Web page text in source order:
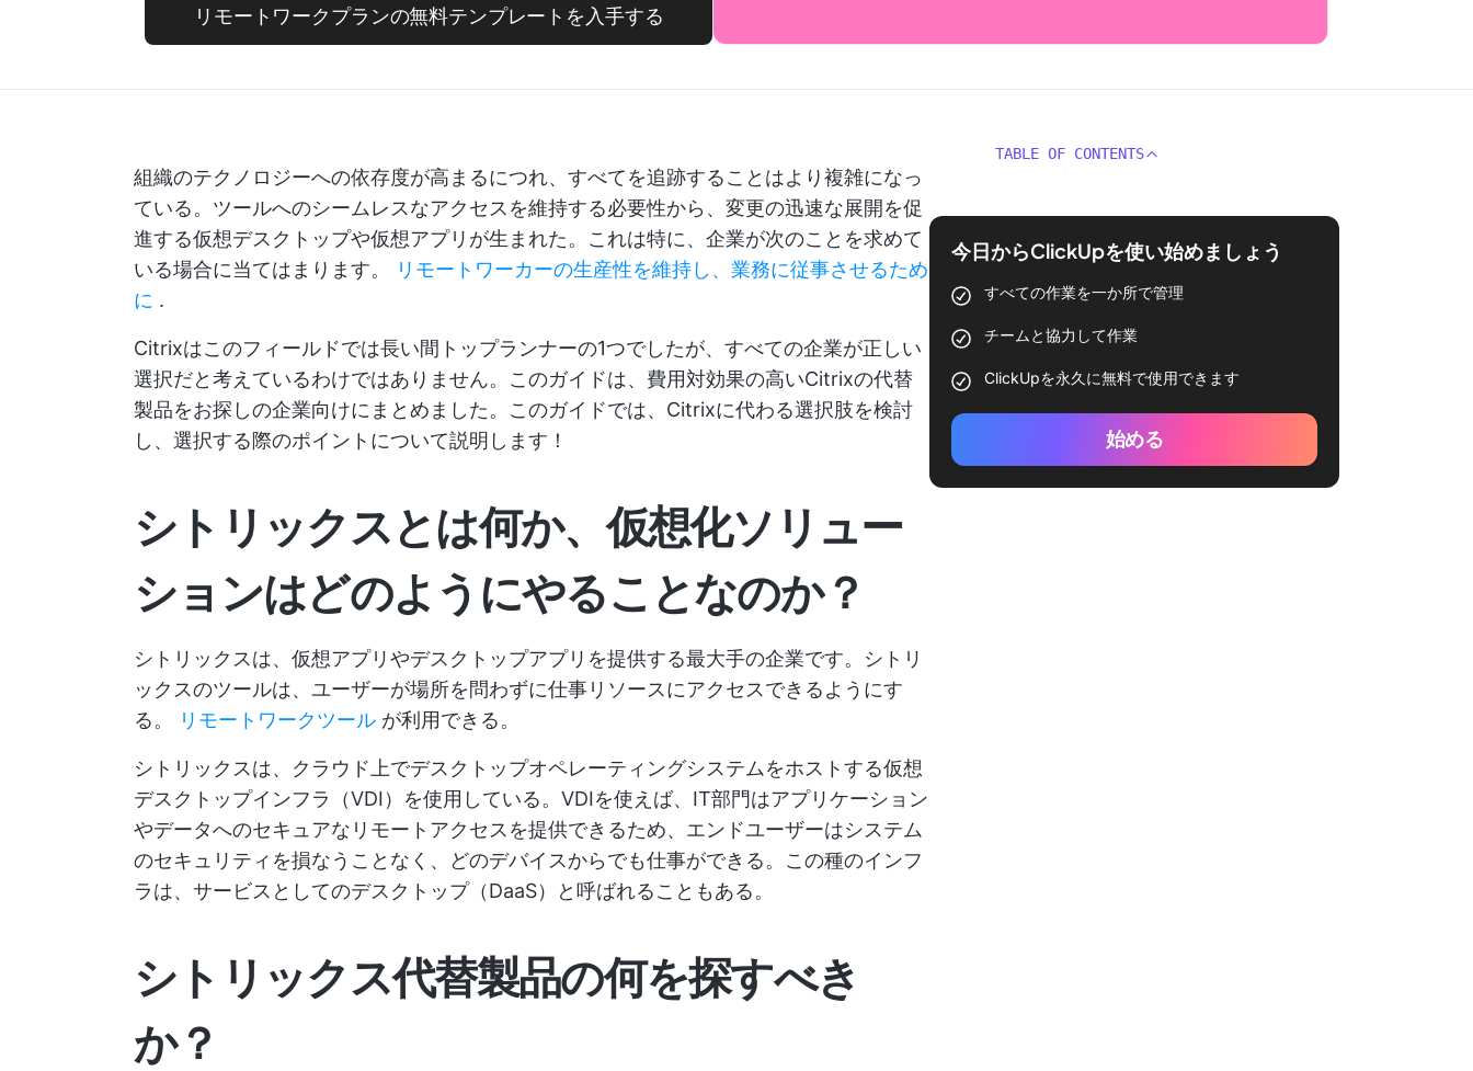
リモートワークプランの無料テンプレートを入手する
組織のテクノロジーへの依存度が高まるにつれ、すべてを追跡することはより複雑になっ
ている。ツールへのシームレスなアクセスを維持する必要性から、変更の迅速な展開を促
進する仮想デスクトップや仮想アプリが生まれた。これは特に、企業が次のことを求めて
いる場合に当てはまります。
リモートワーカーの生産性を維持し、業務に従事させるため
に .
Citrixはこのフィールドでは長い間トップランナーの1つでしたが、すべての企業が正しい
選択だと考えているわけではありません。このガイドは、費用対効果の高いCitrixの代替
製品をお探しの企業向けにまとめました。このガイドでは、Citrixに代わる選択肢を検討
し、選択する際のポイントについて説明します！
シトリックスとは何か、仮想化ソリュー
ションはどのようにやることなのか？
シトリックスは、仮想アプリやデスクトップアプリを提供する最大手の企業です。シトリ
ックスのツールは、ユーザーが場所を問わずに仕事リソースにアクセスできるようにす
る。
リモートワークツール が利用できる。
シトリックスは、クラウド上でデスクトップオペレーティングシステムをホストする仮想
デスクトップインフラ（VDI）を使用している。VDIを使えば、IT部門はアプリケーション
やデータへのセキュアなリモートアクセスを提供できるため、エンドユーザーはシステム
のセキュリティを損なうことなく、どのデバイスからでも仕事ができる。この種のインフ
ラは、サービスとしてのデスクトップ（DaaS）と呼ばれることもある。
シトリックス代替製品の何を探すべき
か？
TABLE OF CONTENTS
今日からClickUpを使い始めましょう
すべての作業を一か所で管理
チームと協力して作業
ClickUpを永久に無料で使用できます
始める